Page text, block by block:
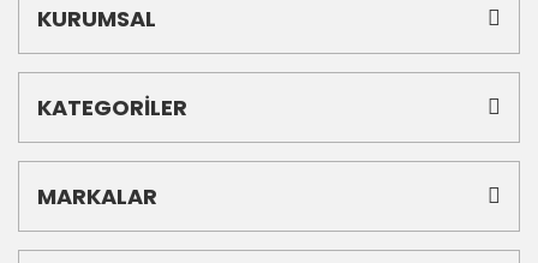
KURUMSAL
KATEGORİLER
MARKALAR